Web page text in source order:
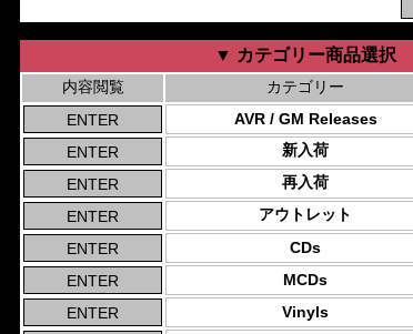
▼ カテゴリー商品選択
内容閲覧 カテゴリー
AVR / GM Releases
新入荷
再入荷
アウトレット
CDs
MCDs
Vinyls